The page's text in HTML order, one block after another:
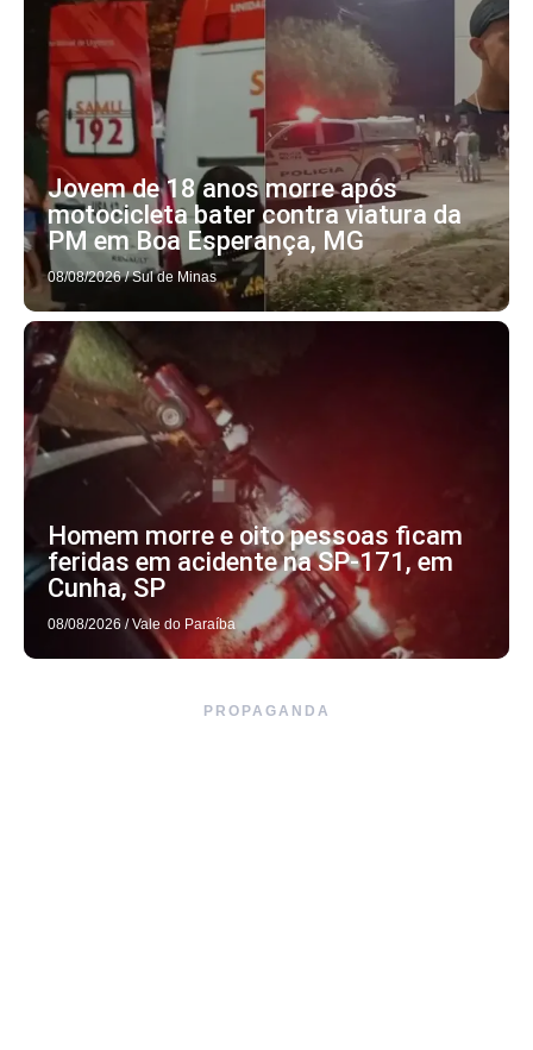
Jovem de 18 anos morre após
motocicleta bater contra viatura da
PM em Boa Esperança, MG
08/08/2026 / Sul de Minas
Homem morre e oito pessoas ficam
feridas em acidente na SP-171, em
Cunha, SP
08/08/2026 / Vale do Paraíba
PROPAGANDA